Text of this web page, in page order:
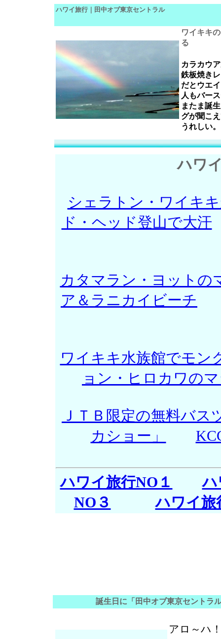
ハワイ旅行｜田中オブ東京セントラル
ワイキキ
る
カラカウ
鉄板焼き
だとウエ
人もバー
またま誕
グが聞こ
うれしい。
ハワ
シェラトン・ワイキ
ド・ヘッド登山で大汗
カタマラン・ヨットの
ア＆ラニカイビーチ
ワイキキ水族館でモン
ョン・ヒロカワの
ＪＴＢ限定の無料バ
カショー」
ハワイ旅行NO１
ハ
NO３
ハワイ旅
誕生日に「田中オブ東京セントラ
アロ～ハ